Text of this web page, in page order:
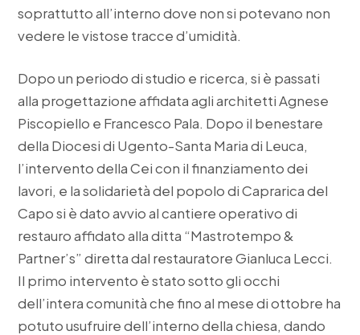
soprattutto all’interno dove non si potevano non
vedere le vistose tracce d’umidità.
Dopo un periodo di studio e ricerca, si è passati
alla progettazione affidata agli architetti Agnese
Piscopiello e Francesco Pala. Dopo il benestare
della Diocesi di Ugento-Santa Maria di Leuca,
l’intervento della Cei con il finanziamento dei
lavori, e la solidarietà del popolo di Caprarica del
Capo si è dato avvio al cantiere operativo di
restauro affidato alla ditta “Mastrotempo &
Partner’s” diretta dal restauratore Gianluca Lecci.
Il primo intervento è stato sotto gli occhi
dell’intera comunità che fino al mese di ottobre ha
potuto usufruire dell’interno della chiesa, dando